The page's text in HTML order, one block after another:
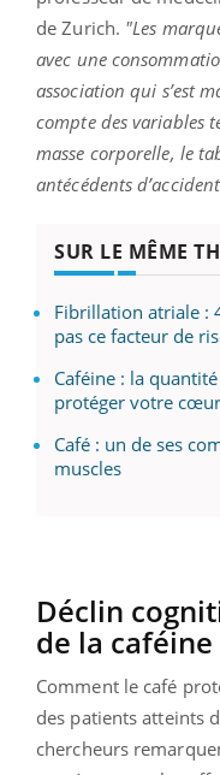
de Zurich. "Les
avec une
association qui s’est
compte des variables
masse corporelle, le
antécédents
SUR LE MÊME
Fibrillation atriale :
pas ce facteur de
Caféine : la
protéger votre cœur
Café : un de ses
muscles
Déclin
de la caféine
Comment le café
des patients atteints
chercheurs